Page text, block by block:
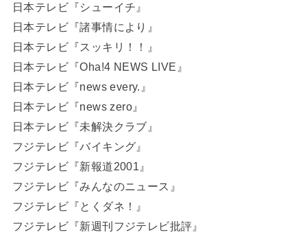
日本テレビ『シューイチ』
日本テレビ『諸事情により』
日本テレビ『スッキリ！！』
日本テレビ『Oha!4 NEWS LIVE』
日本テレビ『news every.』
日本テレビ『news zero』
日本テレビ『未解決クラブ』
フジテレビ『バイキング』
フジテレビ『新報道2001』
フジテレビ『みんなのニュース』
フジテレビ『とくダネ！』
フジテレビ『新週刊フジテレビ批評』